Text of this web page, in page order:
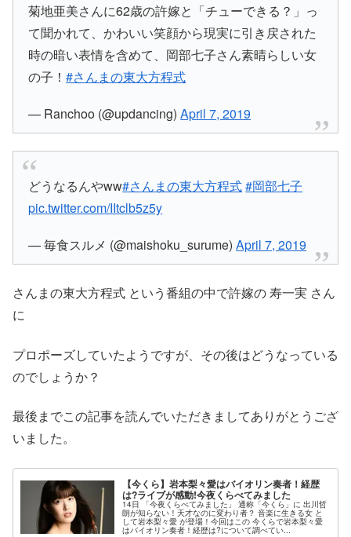
菊地亜美さんに62歳の許嫁と「チューできる？」っ
て聞かれて、かわいい笑顔から現実に引き戻された
時の暗い表情を含めて、岡部七子さん素晴らしい女
の子！#さんまの東大方程式
— Ranchoo (@updancing)April 7, 2019
どうなるんやww#さんまの東大方程式#岡部七子
pic.twitter.com/IItclb5z5y
— 毎食スルメ (@maishoku_surume)April 7, 2019
さんまの東大方程式 という番組の中で許嫁の 寿一実 さん
に
プロポーズしていたようですが、その後はどうなっている
のでしょうか？
最後までこの記事を読んでいただきましてありがとうござ
いました。
【今くら】岩本梨々愛はバイオリン奏者！経歴
は?ライブが感動!今夜くらべてみました
14日 「今夜くらべてみました」 通称「今くら」に 出川哲
朗が知らない！天才なのに変わり者？ 音楽に生きる女 と
して岩本梨々愛 が登場！今回はこの 今くらで岩本梨々愛
はバイオリン奏者！経歴は?について調べてい...